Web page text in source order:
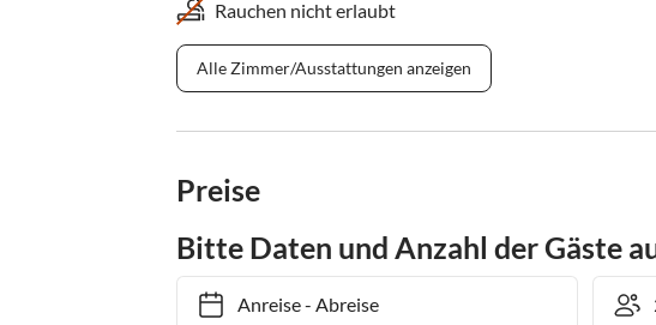
Rauchen nicht erlaubt
Alle Zimmer/Ausstattungen anzeigen
Preise
Bitte Daten und Anzahl der Gäste
Anreise- Abreise